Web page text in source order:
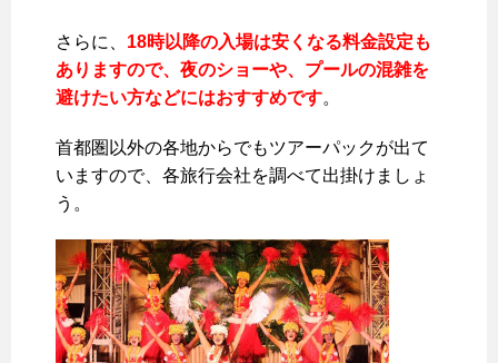
さらに、 18時以降の入場は安くなる料金設定も
ありますので、夜のショーや、プールの混雑を
避けたい方などにはおすすめです。
首都圏以外の各地からでもツアーパックが出て
いますので、各旅行会社を調べて出掛けましょ
う。